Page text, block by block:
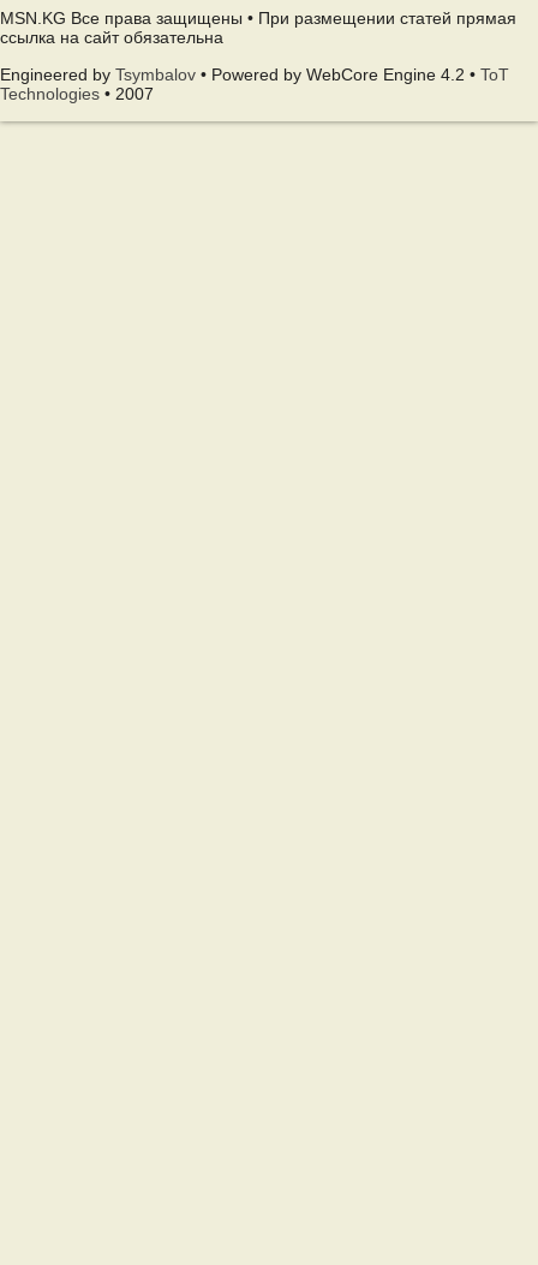
MSN.KG Все права защищены • При размещении статей прямая
ссылка на сайт обязательна
Engineered by Tsymbalov • Powered by WebCore Engine 4.2 • ToT
Technologies • 2007